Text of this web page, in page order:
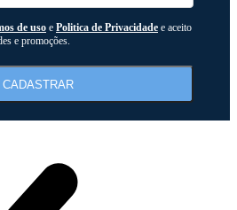
de uso e Politica de Privacidade e aceito
e promoções.
CADASTRAR